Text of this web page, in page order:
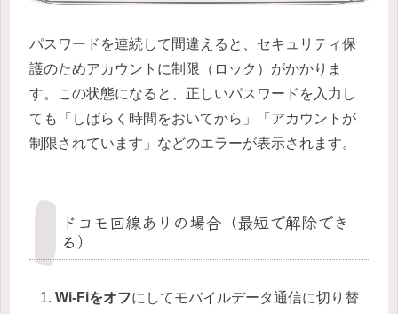
パスワードを連続して間違えると、セキュリティ保
護のためアカウントに制限（ロック）がかかりま
す。この状態になると、正しいパスワードを入力し
ても「しばらく時間をおいてから」「アカウントが
制限されています」などのエラーが表示されます。
ドコモ回線ありの場合（最短で解除でき
る）
Wi-Fiをオフにしてモバイルデータ通信に切り替